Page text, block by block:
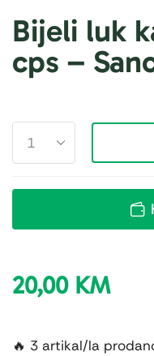
Bijeli luk
cps –
20,00 KM
🔥 3 artikal/la